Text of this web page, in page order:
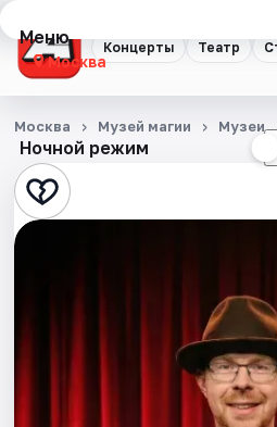
Концерты Театр
Меню
Москва
Концерты
Театр
Стендап
Ночной режим
Москва Музей магии Музеи